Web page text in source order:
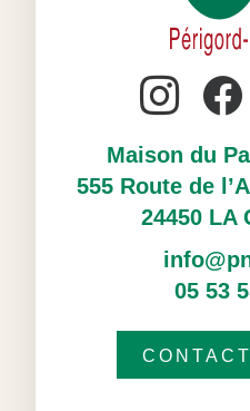
Maison du
555 Route de
24450 LA
05 53